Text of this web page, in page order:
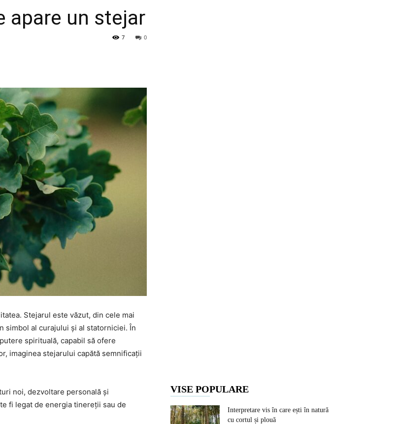
apare un stejar
0
7
Stejarul este văzut, din cele mai
simbol al curajului și al statorniciei. În
spirituală, capabil să ofere
imaginea stejarului capătă semnificații
noi, dezvoltare personală și
fi legat de energia tinereții sau de
VISE POPULARE
Interpretare vis în care ești în natură
cu cortul și plouă